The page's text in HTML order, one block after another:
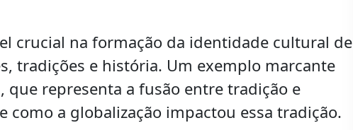
crucial na formação da identidade cultural de
tradições e história. Um exemplo marcante
que representa a fusão entre tradição e
como a globalização impactou essa tradição.